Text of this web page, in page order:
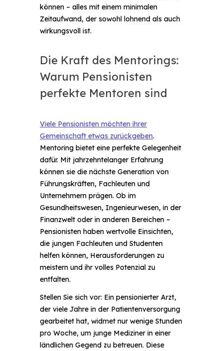
können – alles mit einem minimalen
Zeitaufwand, der sowohl lohnend als auch
wirkungsvoll ist.
Die Kraft des Mentorings:
Warum Pensionisten
perfekte Mentoren sind
Viele Pensionisten möchten ihrer
Gemeinschaft etwas zurückgeben.
Mentoring bietet eine perfekte Gelegenheit
dafür. Mit jahrzehntelanger Erfahrung
können sie die nächste Generation von
Führungskräften, Fachleuten und
Unternehmern prägen. Ob im
Gesundheitswesen, Ingenieurwesen, in der
Finanzwelt oder in anderen Bereichen –
Pensionisten haben wertvolle Einsichten,
die jungen Fachleuten und Studenten
helfen können, Herausforderungen zu
meistern und ihr volles Potenzial zu
entfalten.
Stellen Sie sich vor: Ein pensionierter Arzt,
der viele Jahre in der Patientenversorgung
gearbeitet hat, widmet nur wenige Stunden
pro Woche, um junge Mediziner in einer
ländlichen Gegend zu betreuen. Diese